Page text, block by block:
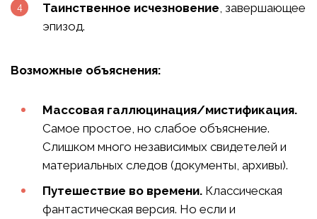
Таинственное исчезновение, завершающее
эпизод.
Возможные объяснения:
Массовая галлюцинация/мистификация.
Самое простое, но слабое объяснение.
Слишком много независимых свидетелей и
материальных следов (документы, архивы).
Путешествие во времени. Классическая
фантастическая версия. Но если и